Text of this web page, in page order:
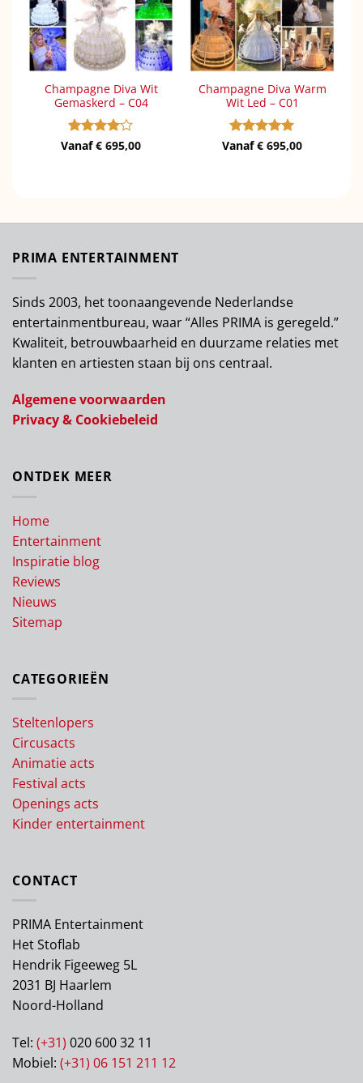
Champagne Diva Wit
Gemaskerd – C04
Gewaardeerd
Vanaf€ 695,00
Champagne Diva Warm
Wit Led – C01
Gewaardeerd
Vanaf€ 695,00
PRIMA ENTERTAINMENT
Sinds 2003, het toonaangevende Nederlandse
entertainmentbureau, waar “Alles PRIMA is geregeld.”
Kwaliteit, betrouwbaarheid en duurzame relaties met
klanten en artiesten staan bij ons centraal.
Algemene voorwaarden
Privacy & Cookiebeleid
ONTDEK MEER
Home
Entertainment
Inspiratie blog
Reviews
Nieuws
Sitemap
CATEGORIEËN
Steltenlopers
Circusacts
Animatie acts
Festival acts
Openings acts
Kinder entertainment
CONTACT
PRIMA Entertainment
Het Stoflab
Hendrik Figeeweg 5L
2031 BJ Haarlem
Noord-Holland
Tel: (+31) 020 600 32 11
Mobiel: (+31) 06 151 211 12